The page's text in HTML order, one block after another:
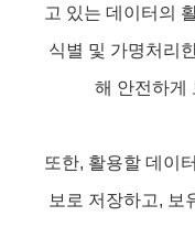
고 있는 데이터의
식별 및 가명처리
해 안전하게
또한, 활용할 데이
보로 저장하고, 보